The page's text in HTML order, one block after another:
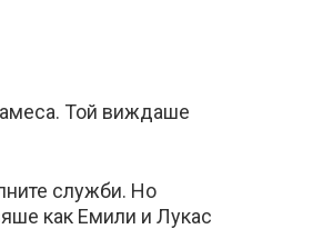
Той виждаше
служби. Но
как Емили и Лукас